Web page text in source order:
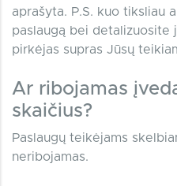
aprašyta. P.S. kuo tiksliau
paslaugą bei detalizuosite
pirkėjas supras Jūsų
Ar ribojamas
skaičius?
Paslaugų teikėjams
neribojamas.